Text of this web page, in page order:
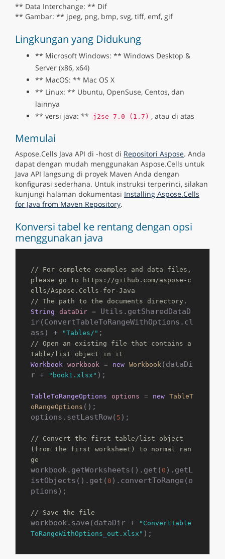
** Data Interchange: ** Dif
** Gambar: ** jpeg, png, bmp, svg, tiff, emf, gif
Lingkungan yang Didukung
** Microsoft Windows: ** Windows Desktop &
Server (x86, x64)
** MacOS: ** Mac OS X
** Linux: ** Ubuntu, OpenSuse, Centos, dan
lainnya
** versi java: **
j2se 7.0 (1.7) , atau di atas
Memulai
Aspose.Cells Java API di -host di Repositori Aspose. Anda
dapat dengan mudah menggunakan Aspose.Cells untuk
Java API langsung di proyek Maven Anda dengan
konfigurasi sederhana. Untuk instruksi terperinci, silakan
kunjungi halaman dokumentasi Installing Aspose.Cells
for Java from Maven Repository.
Konversi tabel ke rentang dengan opsi
menggunakan java
// For complete examples and data files,
please go to https://github.com/aspose-c
ells/Aspose.Cells-for-Java
// The path to the documents directory.
String
dataDir =
Utils.getSharedDataD
ir(ConvertTableToRangeWithOptions.cl
ass) +
"Tables/"
// Open an existing file that contains a
table/list object in it
Workbook
workbook = new Workbook (dataDi
r +
"book1.xlsx" );
TableToRangeOptions options = new TableT
oRangeOptions ();
options.setLastRow( 5 );
// Convert the first table/list object
(from the first worksheet) to normal ran
ge
workbook.getWorksheets().get( 0 ).getL
istObjects().get( 0 ).convertToRange(o
ptions);
// Save the file
workbook.save(dataDir +
"ConvertTable
ToRangeWithOptions_out.xlsx"